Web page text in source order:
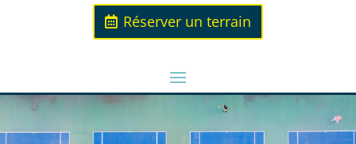
Réserver un terrain